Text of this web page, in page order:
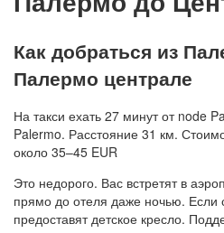
Как добраться из
Палермо централе
На такси ехать 27 минут от node
Palermo. Расстояние 31 км.
около 35–45 EUR
Это недорого. Вас встретят в
прямо до отеля даже ночью. Если
предоставят детское кресло.